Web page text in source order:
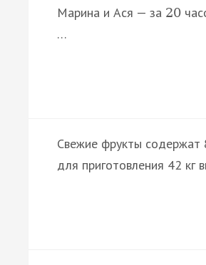
Марина и Ася — за 20
…
Свежие фрукты содержат
для приготовления 42 кг